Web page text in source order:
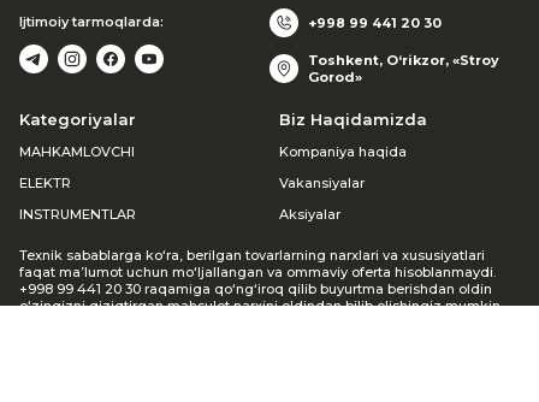
Ijtimoiy tarmoqlarda: +998 99 441 20 30
Toshkent, O‘rikzor, «Stroy
Gorod»
Kategoriyalar
MAHKAMLOVCHI
ELEKTR
INSTRUMENTLAR
Biz Haqidamizda
Kompaniya haqida
Vakansiyalar
Aksiyalar
Texnik sabablarga ko‘ra, berilgan tovarlarning narxlari va xususiyatlari
faqat ma’lumot uchun mo‘ljallangan va ommaviy oferta hisoblanmaydi.
+998 99 441 20 30 raqamiga qo‘ng‘iroq qilib buyurtma berishdan oldin
o‘zingizni qiziqtirgan mahsulot narxini oldindan bilib olishingiz mumkin.